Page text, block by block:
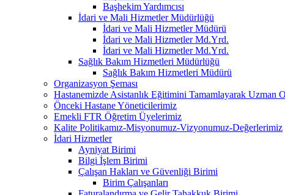
Başhekim Yardımcısı
İdari ve Mali Hizmetler Müdürlüğü
İdari ve Mali Hizmetler Müdürü
İdari ve Mali Hizmetler Md.Yrd.
İdari ve Mali Hizmetler Md.Yrd.
Sağlık Bakım Hizmetleri Müdürlüğü
Sağlık Bakım Hizmetleri Müdürü
Organizasyon Şeması
Hastanemizde Asistanlık Eğitimini Tamamlayarak Uzman
Önceki Hastane Yöneticilerimiz
Emekli FTR Öğretim Üyelerimiz
Kalite Politikamız-Misyonumuz-Vizyonumuz-Değerlerimiz
İdari Hizmetler
Ayniyat Birimi
Bilgi İşlem Birimi
Çalışan Hakları ve Güvenliği Birimi
Birim Çalışanları